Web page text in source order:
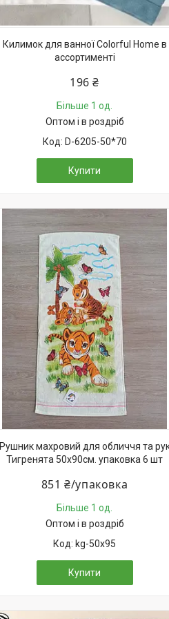
Килимок для ванної Colorful Home в
ассортименті
196 ₴
Більше 1 од.
Оптом і в роздріб
D-6205-50*70
Купити
Рушник махровий для обличчя та
Тигренята 50х90см. упаковка 6 шт
851 ₴/упаковка
Більше 1 од.
Оптом і в роздріб
kg-50х95
Купити